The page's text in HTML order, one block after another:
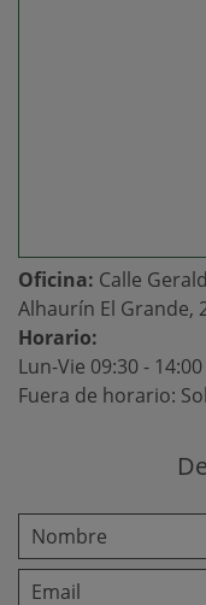
Oficina: Calle
Alhaurín El Grande,
Horario:
Lun-Vie 09:30 - 14:00
Fuera de horario: